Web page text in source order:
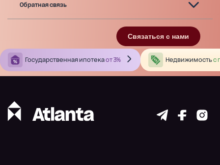
Обратная связь
Связаться с нами
Государственная ипотекаот 3% Недвижимостьс